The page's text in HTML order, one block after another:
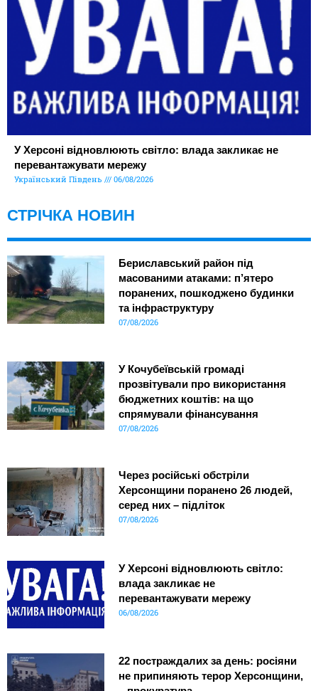
У Херсоні відновлюють світло: влада закликає не
перевантажувати мережу
Український Південь 06/08/2026
СТРІЧКА НОВИН
Бериславський район під
масованими атаками: п’ятеро
поранених, пошкоджено будинки
та інфраструктуру
07/08/2026
У Кочубеївській громаді
прозвітували про використання
бюджетних коштів: на що
спрямували фінансування
07/08/2026
Через російські обстріли
Херсонщини поранено 26 людей,
серед них – підліток
07/08/2026
У Херсоні відновлюють світло:
влада закликає не
перевантажувати мережу
06/08/2026
22 постраждалих за день: росіяни
не припиняють терор Херсонщини,